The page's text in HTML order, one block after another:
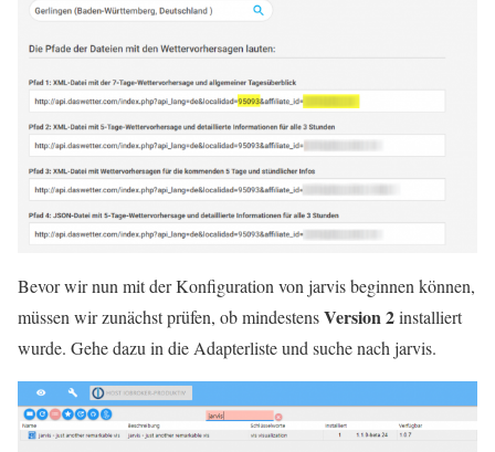
Bevor wir nun mit der Konfiguration von jarvis beginnen können,
müssen wir zunächst prüfen, ob mindestensVersion 2installiert
wurde. Gehe dazu in die Adapterliste und suche nach jarvis.